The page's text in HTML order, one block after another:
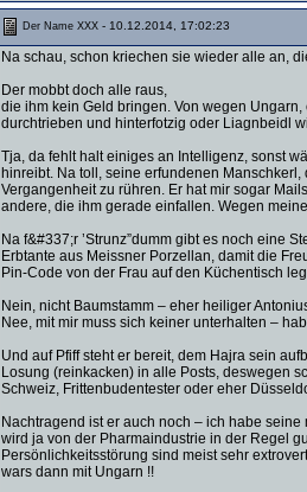
Der Name XXX - 10.12.2014, 17:02:23
Na schau, schon kriechen sie wieder alle an,
Der mobbt doch alle raus,
die ihm kein Geld bringen. Von wegen
durchtrieben und hinterfotzig oder Liagnbeidl
Tja, da fehlt halt einiges an Intelligenz, sonst
hinreibt. Na toll, seine erfundenen
Vergangenheit zu rühren. Er hat mir sogar
andere, die ihm gerade einfallen. Wegen
Na f&#337;r ’Strunz”dumm gibt es noch eine
Erbtante aus Meissner Porzellan, damit die
Pin-Code von der Frau auf den Küchentisch
Nein, nicht Baumstamm – eher heiliger
Nee, mit mir muss sich keiner unterhalten –
Und auf Pfiff steht er bereit, dem Hajra sein
Losung (reinkacken) in alle Posts, deswegen
Schweiz, Frittenbudentester oder eher
Nachtragend ist er auch noch – ich habe
wird ja von der Pharmaindustrie in der Regel
Persönlichkeitsstörung sind meist sehr
wars dann mit Ungarn !!